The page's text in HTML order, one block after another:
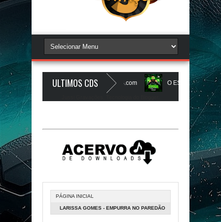
ULTIMOS CDS
ZeRo Um é NóIzZ - JUSSIGRAVACOES.com O ESMAGA - CD
BEATS PAREDÃO 16.0 - JULHO 2026 - O ZERO UM É NOIZz
PÁGINA INICIAL
LARISSA GOMES - EMPURRA NO PAREDÃO